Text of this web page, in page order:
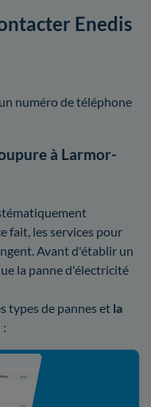
Enedis
numéro de téléphone
à Larmor-
fait, les services pour
Avant d'établir un
la panne d'électricité
types de pannes et la
: